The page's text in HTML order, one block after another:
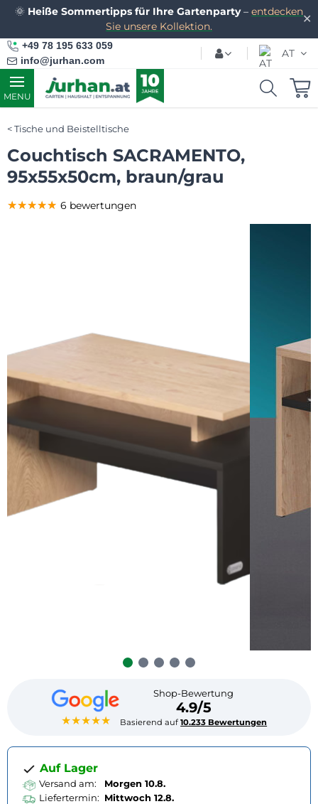
✕
🌞 Heiße Sommertipps für Ihre Gartenparty– entdecken
Sie unsere Kollektion.
+49 78 195 633 059
info@jurhan.com
AT
MENU
Tische und Beistelltische
Couchtisch SACRAMENTO,
95x55x50cm, braun/grau
★★★★★
Shop-Bewertung
4.9/5
Basierend auf10.233 Bewertungen
★★★★★
★★★★★
★★★★★ 6 bewertungen
Auf Lager
Versand am:
Morgen 10.8.
Liefertermin: Mittwoch 12.8.